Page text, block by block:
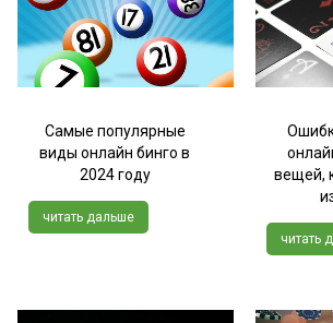
Самые популярные
виды онлайн бинго в
2024 году
читать дальше
вещей,
читать